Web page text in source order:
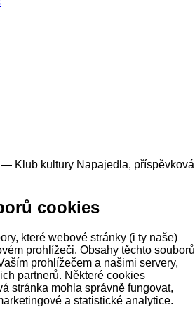
Klub kultury Napajedla, příspěvková
cookies
které webové stránky (i ty naše)
prohlížeči. Obsahy těchto souborů
prohlížečem a našimi servery,
partnerů. Některé cookies
stránka mohla správně fungovat,
a statistické analytice.